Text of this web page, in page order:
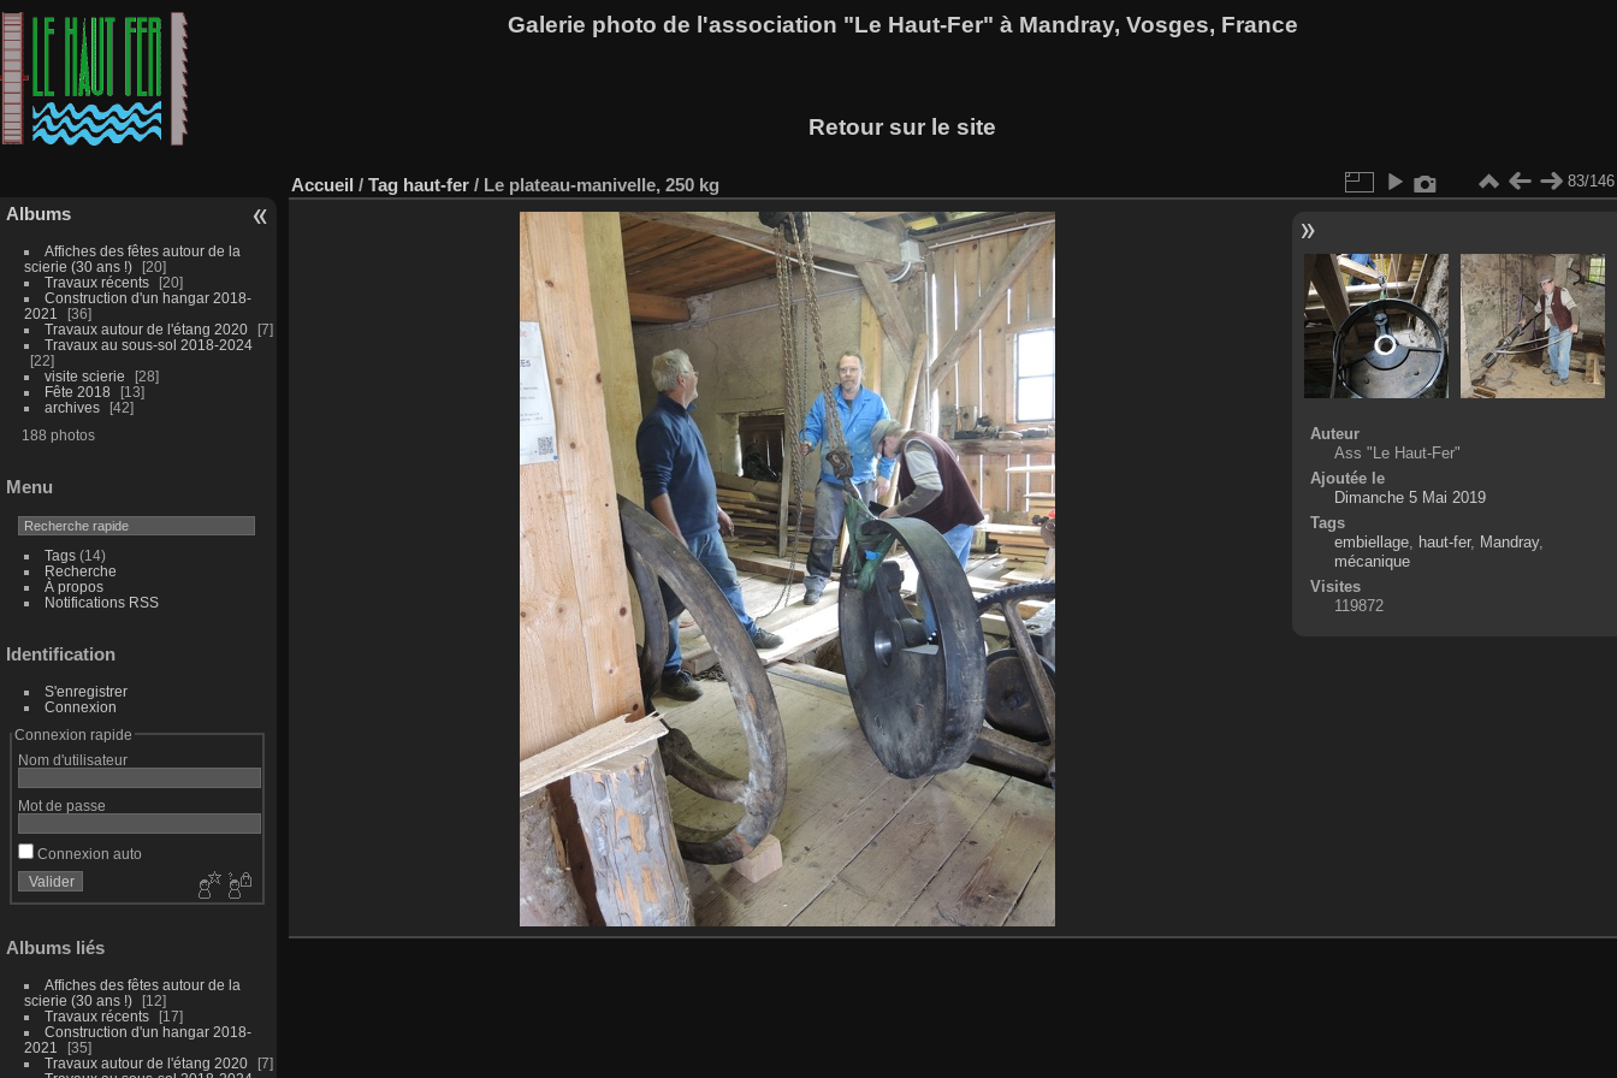
Galerie photo de l'association "Le Haut-Fer" à Mandray, Vosges, France
Retour sur le site
Albums
Affiches des fêtes autour de la
scierie (30 ans !)
20
Travaux récents
20
Construction d'un hangar 2018-
2021
36
Travaux autour de l'étang 2020
7
Travaux au sous-sol 2018-2024
22
visite scierie
28
Fête 2018
13
archives
42
188 photos
Menu
Tags(14)
Recherche
À propos
Notifications RSS
Identification
S'enregistrer
Connexion
Connexion rapide
Nom d'utilisateur
Mot de passe
Connexion auto
Albums liés
Affiches des fêtes autour de la
scierie (30 ans !)
12
Travaux récents
17
Construction d'un hangar 2018-
2021
35
Travaux autour de l'étang 2020
7
Accueil / Tag haut-fer / Le plateau-manivelle, 250 kg 83/146
Auteur
Ass "Le Haut-Fer"
Ajoutée le
Dimanche 5 Mai 2019
Tags
embiellage, haut-fer, Mandray,
mécanique
Visites
119872